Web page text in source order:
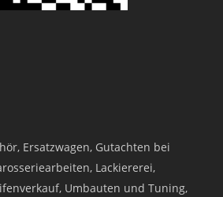
Ersatzwagen, Gutachten bei
Lackiererei,
Umbauten und Tuning,